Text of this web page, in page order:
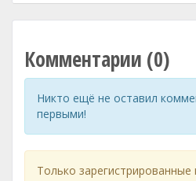
Комментарии (0)
Никто ещё не оставил
первыми!
Только